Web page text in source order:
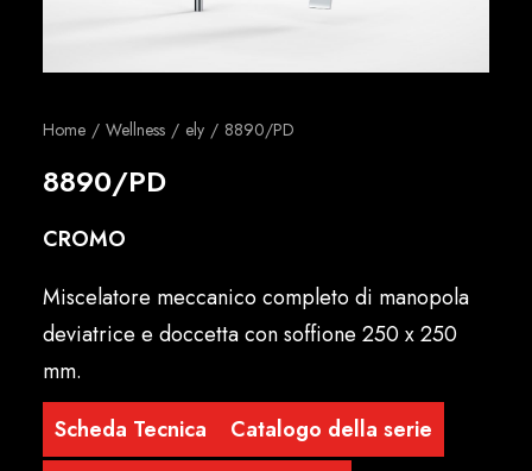
Home Wellness ely 8890/PD
8890/PD
CROMO
Miscelatore meccanico completo di manopola
deviatrice e doccetta con soffione 250 x 250
mm.
Scheda Tecnica
Catalogo della serie